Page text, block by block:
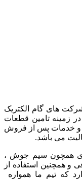
های گام الکتریک
و جوشا در استان مازندران از سال ۱۳۹۲ در زمینه تامین قطعات
خدمات پس از فروش
می باشد.
همچون سیم جوش ،
و همچنین استفاده از
که تیم ما همواره